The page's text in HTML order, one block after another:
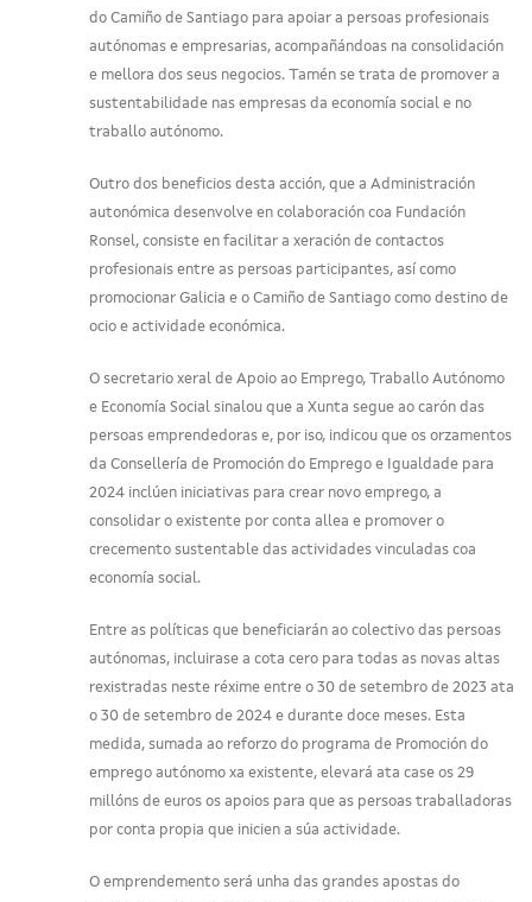
do Camiño de Santiago para apoiar a persoas profesionais
autónomas e empresarias, acompañándoas na consolidación
e mellora dos seus negocios. Tamén se trata de promover a
sustentabilidade nas empresas da economía social e no
traballo autónomo.
Outro dos beneficios desta acción, que a Administración
autonómica desenvolve en colaboración coa Fundación
Ronsel, consiste en facilitar a xeración de contactos
profesionais entre as persoas participantes, así como
promocionar Galicia e o Camiño de Santiago como destino de
ocio e actividade económica.
O secretario xeral de Apoio ao Emprego, Traballo Autónomo
e Economía Social sinalou que a Xunta segue ao carón das
persoas emprendedoras e, por iso, indicou que os orzamentos
da Consellería de Promoción do Emprego e Igualdade para
2024 inclúen iniciativas para crear novo emprego, a
consolidar o existente por conta allea e promover o
crecemento sustentable das actividades vinculadas coa
economía social.
Entre as políticas que beneficiarán ao colectivo das persoas
autónomas, incluirase a cota cero para todas as novas altas
rexistradas neste réxime entre o 30 de setembro de 2023 ata
o 30 de setembro de 2024 e durante doce meses. Esta
medida, sumada ao reforzo do programa de Promoción do
emprego autónomo xa existente, elevará ata case os 29
millóns de euros os apoios para que as persoas traballadoras
por conta propia que inicien a súa actividade.
O emprendemento será unha das grandes apostas do